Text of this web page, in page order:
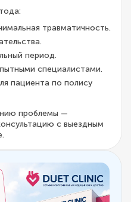
травматичность.
период.
специалистами.
пациента по полису
проблемы —
с выездным